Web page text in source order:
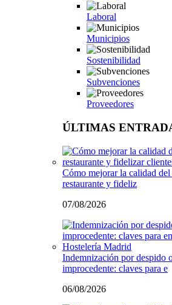
Laboral
Municipios
Sostenibilidad
Subvenciones
Proveedores
ÚLTIMAS
Cómo mejorar la calidad
restaurante y fideliz
07/08/2026
Indemnización por despido
improcedente: claves para e
06/08/2026